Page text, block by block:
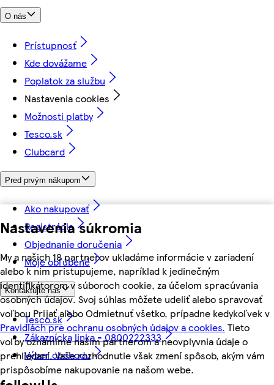
Nastavenia súkromia
My a našich 18 partnerov ukladáme informácie v zariadení
alebo k nim pristupujeme, napríklad k jedinečným
identifikátorom v súboroch cookie, za účelom spracúvania
osobných údajov. Svoj súhlas môžete udeliť alebo spravovať
voľbou Prijať alebo Odmietnuť všetko, prípadne kedykoľvek v
Pravidlách pre ochranu osobných údajov a cookies. Tieto
voľby oznámime našim partnerom a neovplyvnia údaje o
prehliadaní. Vaše rozhodnutie však zmení spôsob, akým vám
prispôsobíme nakupovanie na našom webe.
O nás
Prístupnosť
Kde dovážame
Poplatok za službu
Nastavenia cookies
Možnosti platby
Tesco.sk
Clubcard
Pred prvým nákupom
Ako nakupovať
Registrácia
Objednanie doručenia
Moje obľúbené
Kontaktujte nás
Tesco.sk
Zákaznícka linka - 0800222333
Výber obchodu